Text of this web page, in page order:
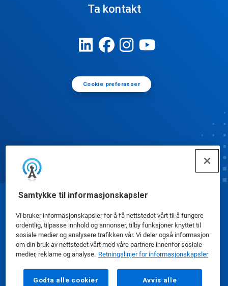
Samtykke til informasjonskapsler
Vi bruker informasjonskapsler for å få nettstedet vårt til å fungere
ordentlig, tilpasse innhold og annonser, tilby funksjoner knyttet til
sosiale medier og analysere trafikken vår. Vi deler også informasjon
om din bruk av nettstedet vårt med våre partnere innenfor sosiale
medier, reklame og analyse. Retningslinjer for informasjonskapsler
Godta alle cookier Avvis alle
Ta kontakt
Cookie preferanser
Sikkerhetsdatablad|Personvernerklæring|
Bruksvilkår